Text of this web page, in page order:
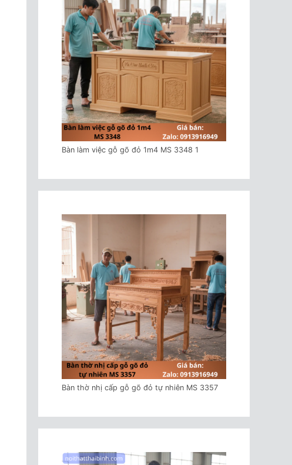
Bàn làm việc gỗ gõ đỏ 1m4 MS 3348 1
Bàn thờ nhị cấp gỗ gõ đỏ tự nhiên MS 3357